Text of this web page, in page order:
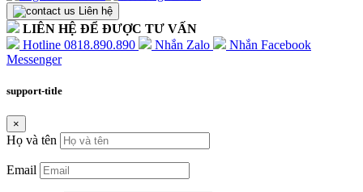
Liên hệ
LIÊN HỆ ĐỂ ĐƯỢC TƯ VẤN
Hotline 0818.890.890
Nhắn Zalo
Nhắn Facebook
Messenger
support-title
×
Họ và tên
Email